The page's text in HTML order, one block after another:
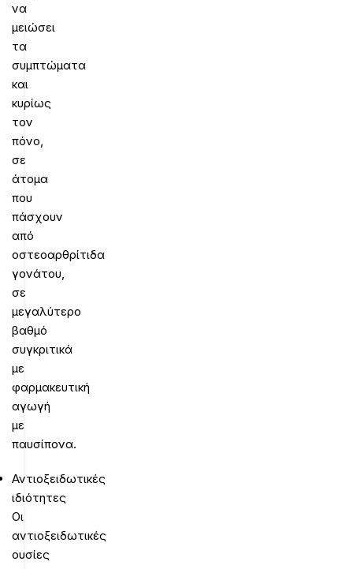
να
μειώσει
τα
συμπτώματα
και
κυρίως
τον
πόνο,
σε
άτομα
που
πάσχουν
από
οστεοαρθρίτιδα
γονάτου,
σε
μεγαλύτερο
βαθμό
συγκριτικά
με
φαρμακευτική
αγωγή
με
παυσίπονα.
Αντιοξειδωτικές
ιδιότητες
Οι
αντιοξειδωτικές
ουσίες